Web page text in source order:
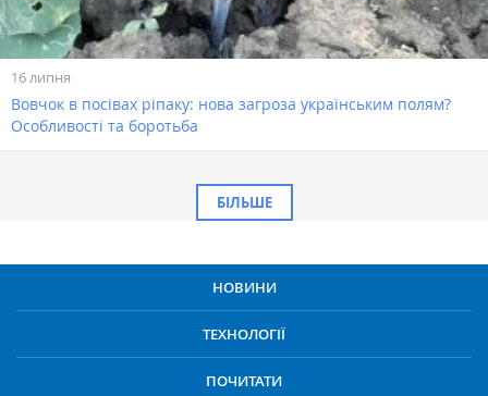
16 липня
Вовчок в посівах ріпаку: нова загроза українським полям?
Особливості та боротьба
БІЛЬШЕ
НОВИНИ
ТЕХНОЛОГІЇ
ПОЧИТАТИ